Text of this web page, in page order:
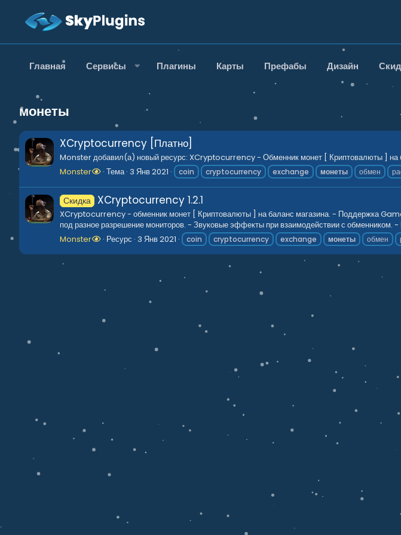
Главная Сервисы Плагины Карты Префабы Дизайн
монеты
XCryptocurrency [Платно]
Monster добавил(а) новый ресурс: XCryptocurrency - Обменник монет [ Криптовалюты ] на
Monster
Тема 3 Янв 2021 coin cryptocurrency exchange монеты обмен
Скидка XCryptocurrency 1.2.1
XCryptocurrency - обменник монет [ Криптовалюты ] на баланс магазина. - Поддержка
под разное разрешение мониторов. - Звуковые эффекты при взаимодействии с обменником.
Monster
Ресурс 3 Янв 2021 coin cryptocurrency exchange монеты обмен